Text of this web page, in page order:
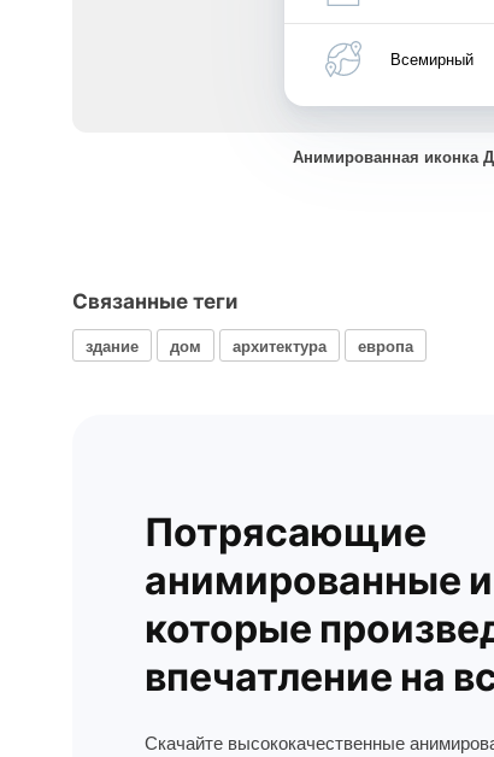
Всемирный
Анимированная иконка
Связанные теги
здание дом архитектура европа
Потрясающие
анимированные
которые
впечатление на
Скачайте высококачественные